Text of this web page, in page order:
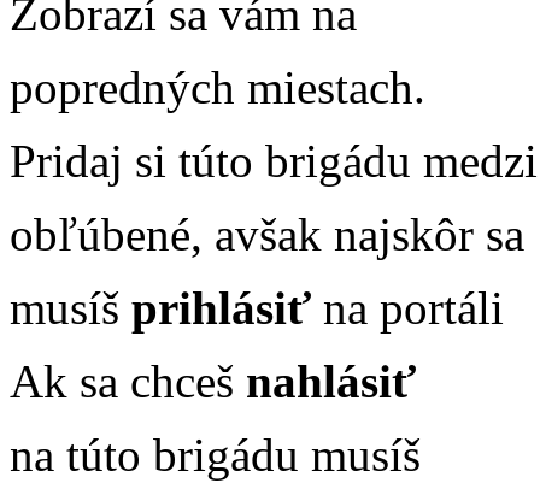
Zobrazí sa vám na
popredných miestach.
Pridaj si túto brigádu medzi
obľúbené, avšak najskôr sa
musíš prihlásiť na portáli
Ak sa chceš nahlásiť
na túto brigádu musíš